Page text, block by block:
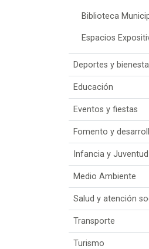
Biblioteca
Espacios
Deportes y
Educación
Eventos y fiestas
Fomento y
Infancia y Juventud
Medio Ambiente
Salud y atención
Transporte
Turismo